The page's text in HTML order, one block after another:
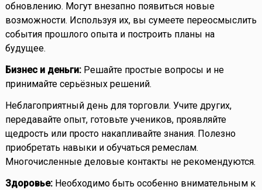
обновлению. Могут внезапно появиться новые
возможности. Используя их, вы сумеете переосмыслить
события прошлого опыта и построить планы на
будущее.
Бизнес и деньги:Решайте простые вопросы и не
принимайте серьёзных решений.
Неблагоприятный день для торговли. Учите других,
передавайте опыт, готовьте учеников, проявляйте
щедрость или просто накапливайте знания. Полезно
приобретать навыки и обучаться ремеслам.
Многочисленные деловые контакты не рекомендуются.
Здоровье:Необходимо быть особенно внимательным к